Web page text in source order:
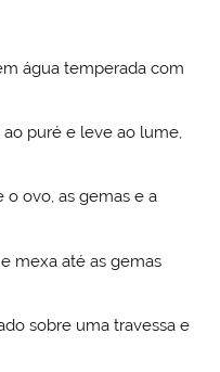
água temperada com
puré e leve ao lume,
ovo, as gemas e a
mexa até as gemas
sobre uma travessa e